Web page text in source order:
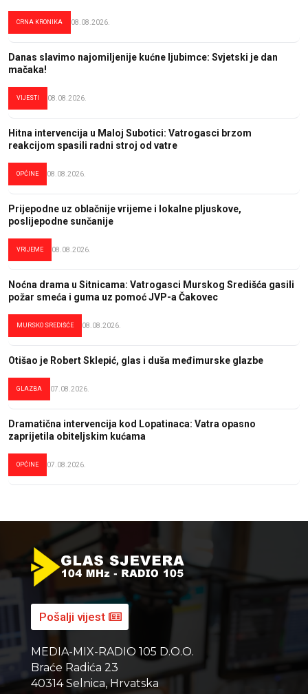
CRNA KRONIKA 08.08.2026.
Danas slavimo najomiljenije kućne ljubimce: Svjetski je dan
mačaka!
VIJESTI 08.08.2026.
Hitna intervencija u Maloj Subotici: Vatrogasci brzom
reakcijom spasili radni stroj od vatre
OPĆINE 08.08.2026.
Prijepodne uz oblačnije vrijeme i lokalne pljuskove,
poslijepodne sunčanije
VRIJEME 08.08.2026.
Noćna drama u Sitnicama: Vatrogasci Murskog Središća gasili
požar smeća i guma uz pomoć JVP-a Čakovec
MURSKO SREDIŠĆE 08.08.2026.
Otišao je Robert Sklepić, glas i duša međimurske glazbe
GLAZBA 07.08.2026.
Dramatična intervencija kod Lopatinaca: Vatra opasno
zaprijetila obiteljskim kućama
OPĆINE 07.08.2026.
Pošalji vijest
MEDIA-MIX-RADIO 105 D.O.O.
Braće Radića 23
40314 Selnica, Hrvatska